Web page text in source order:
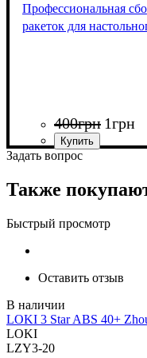
Профессиональная
ракеток для
400грн 1грн
Задать вопрос
Также
Быстрый просмотр
Оставить отзыв
LOKI 3 Star ABS 40+
LOKI
LZY3-20